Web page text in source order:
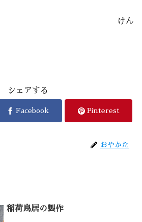
けん
シェアする
Facebook Pinterest
おやかた
稲荷鳥居の製作